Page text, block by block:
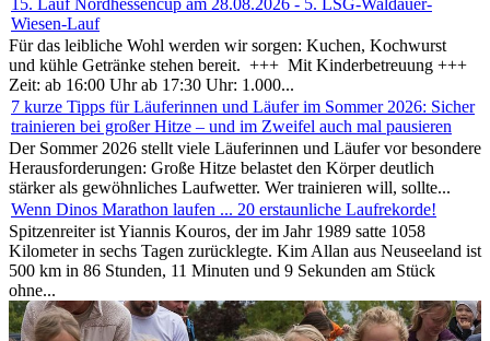
15. Lauf Nordhessencup am 28.08.2026 - 5. LSG-Waldauer-
Wiesen-Lauf
Für das leibliche Wohl werden wir sorgen: Kuchen, Kochwurst
und kühle Getränke stehen bereit. +++ Mit Kinderbetreuung +++
Zeit: ab 16:00 Uhr ab 17:30 Uhr: 1.000...
7 kurze Tipps für Läuferinnen und Läufer im Sommer 2026: Sicher
trainieren bei großer Hitze – und im Zweifel auch mal pausieren
Der Sommer 2026 stellt viele Läuferinnen und Läufer vor besondere
Herausforderungen: Große Hitze belastet den Körper deutlich
stärker als gewöhnliches Laufwetter. Wer trainieren will, sollte...
Wenn Dinos Marathon laufen ... 20 erstaunliche Laufrekorde!
Spitzenreiter ist Yiannis Kouros, der im Jahr 1989 satte 1058
Kilometer in sechs Tagen zurücklegte. Kim Allan aus Neuseeland ist
500 km in 86 Stunden, 11 Minuten und 9 Sekunden am Stück
ohne...